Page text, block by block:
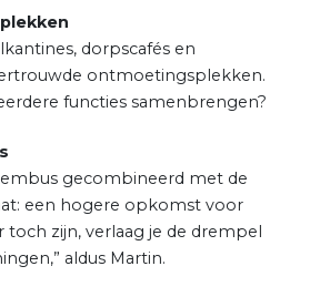
dorpscafés en
ontmoetingsplekken.
functies samenbrengen?
gecombineerd met de
een hogere opkomst voor
toch zijn, verlaag je de drempel
aldus Martin.